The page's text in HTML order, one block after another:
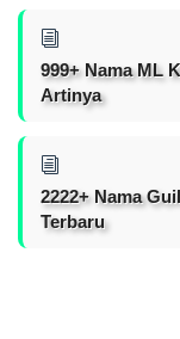
999+ Nama ML
Artinya
2222+ Nama
Terbaru